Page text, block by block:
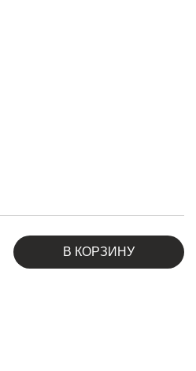
В КОРЗИНУ